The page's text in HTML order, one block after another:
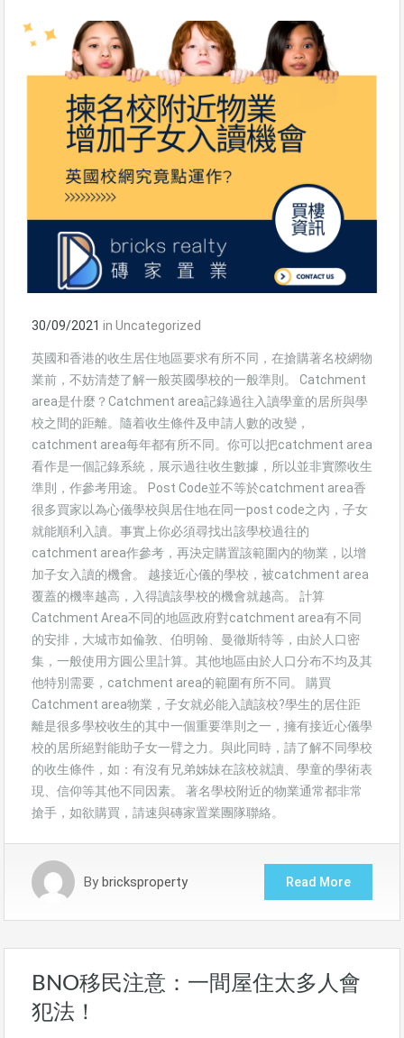
30/09/2021 in Uncategorized
英國和香港的收生居住地區要求有所不同，在搶購著名校網物
業前，不妨清楚了解一般英國學校的一般準則。 Catchment
area是什麼？Catchment area記錄過往入讀學童的居所與學
校之間的距離。隨着收生條件及申請人數的改變，
catchment area每年都有所不同。你可以把catchment area
看作是一個記錄系統，展示過往收生數據，所以並非實際收生
準則，作參考用途。 Post Code並不等於catchment area香
很多買家以為心儀學校與居住地在同一post code之內，子女
就能順利入讀。事實上你必須尋找出該學校過往的
catchment area作參考，再決定購置該範圍內的物業，以增
加子女入讀的機會。 越接近心儀的學校，被catchment area
覆蓋的機率越高，入得讀該學校的機會就越高。 計算
Catchment Area不同的地區政府對catchment area有不同
的安排，大城市如倫敦、伯明翰、曼徹斯特等，由於人口密
集，一般使用方圓公里計算。其他地區由於人口分布不均及其
他特別需要，catchment area的範圍有所不同。 購買
Catchment area物業，子女就必能入讀該校?學生的居住距
離是很多學校收生的其中一個重要準則之一，擁有接近心儀學
校的居所絕對能助子女一臂之力。與此同時，請了解不同學校
的收生條件，如：有沒有兄弟姊妹在該校就讀、學童的學術表
現、信仰等其他不同因素。 著名學校附近的物業通常都非常
搶手，如欲購買，請速與磚家置業團隊聯絡。
By bricksproperty Read More
BNO移民注意：一間屋住太多人會
犯法！